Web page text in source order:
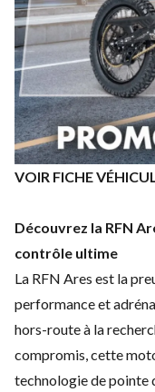
VOIR FICHE
Découvrez la RFN
contrôle ultime
La RFN Ares est la
performance et
hors-route à la
compromis, cette
technologie de pointe